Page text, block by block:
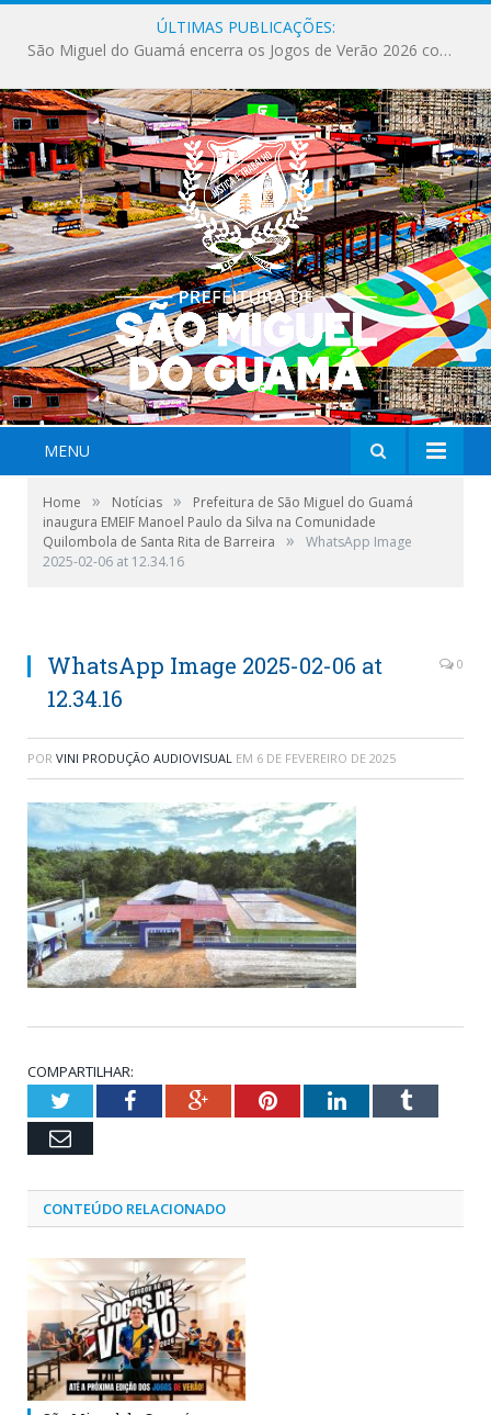
ÚLTIMAS PUBLICAÇÕES:
Milhares de fiéis tomam as ruas de São Miguel do Guamá em uma grande celebração de fé na Marcha para Jesus 2026.
MENU
Home » Notícias »
Prefeitura de São Miguel do Guamá
inaugura EMEIF Manoel Paulo da Silva na Comunidade
Quilombola de Santa Rita de Barreira
»
WhatsApp Image
2025-02-06 at 12.34.16
WhatsApp Image 2025-02-06 at
12.34.16
0
POR VINI PRODUÇÃO AUDIOVISUAL EM 6 DE FEVEREIRO DE 2025
COMPARTILHAR:
TwitterFacebookGoogle+PinterestLinkedInTumblr
Email
CONTEÚDO RELACIONADO